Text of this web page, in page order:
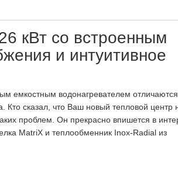
кВт со встроенным
и интуитивное
емкостным водонагревателем отличаются
Кто сказал, что Ваш новый тепловой центр
проблем. Он прекрасно впишется в
MatriX и теплообменник Inox-Radial из